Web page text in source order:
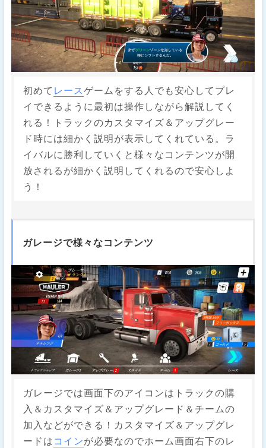
初めて レースゲームをする人でも安心してプレ
イできるように最初は操作しながら解説してく
れる！トラックのカスタマイズ＆アップグレー
ド時には細かく説明が表示してくれている。ラ
イバルに勝利していくと様々なコンテンツが開
放されるが細かく説明してくれるので安心しよ
う！
ガレージで様々なコンテンツ
ガレージでは画面下のアイコンはトラックの購
入＆カスタマイズ＆アップグレード＆チームの
加入などができる！カスタマイズ＆アップグレ
ードは コインが必要なのでホーム画面右下のレ